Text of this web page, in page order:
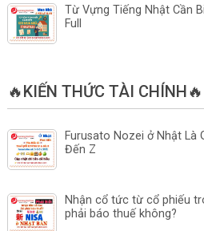
Từ Vựng Tiếng Nhật Cần
Full
🔥KIẾN THỨC TÀI CHÍNH🔥
Furusato Nozei ở Nhật Là
Đến Z
Nhận cổ tức từ cổ phiếu
phải báo thuế không?